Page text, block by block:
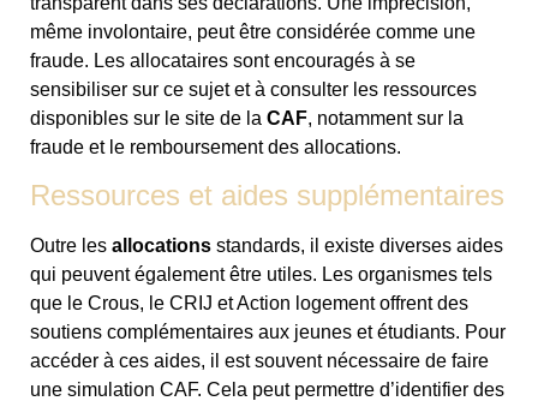
même involontaire, peut être considérée comme une
fraude. Les allocataires sont encouragés à se
sensibiliser sur ce sujet et à consulter les ressources
disponibles sur le site de la CAF, notamment sur la
fraude et le remboursement des allocations.
Ressources et aides supplémentaires
Outre les allocations standards, il existe diverses aides
qui peuvent également être utiles. Les organismes tels
que le Crous, le CRIJ et Action logement offrent des
soutiens complémentaires aux jeunes et étudiants. Pour
accéder à ces aides, il est souvent nécessaire de faire
une simulation CAF. Cela peut permettre d’identifier des